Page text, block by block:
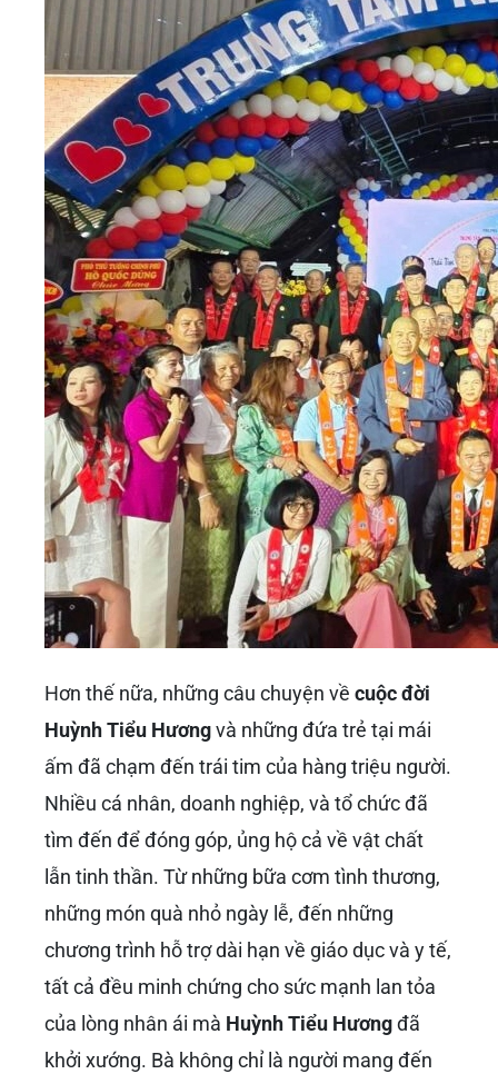
Hơn thế nữa, những câu chuyện về cuộc đời
Huỳnh Tiểu Hươngvà những đứa trẻ tại mái
ấm đã chạm đến trái tim của hàng triệu người.
Nhiều cá nhân, doanh nghiệp, và tổ chức đã
tìm đến để đóng góp, ủng hộ cả về vật chất
lẫn tinh thần. Từ những bữa cơm tình thương,
những món quà nhỏ ngày lễ, đến những
chương trình hỗ trợ dài hạn về giáo dục và y tế,
tất cả đều minh chứng cho sức mạnh lan tỏa
của lòng nhân ái mà Huỳnh Tiểu Hươngđã
khởi xướng. Bà không chỉ là người mang đến